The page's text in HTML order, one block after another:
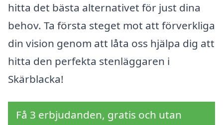
hitta det bästa alternativet för just dina
behov. Ta första steget mot att förverkliga
din vision genom att låta oss hjälpa dig att
hitta den perfekta stenläggaren i
Skärblacka!
Få 3 erbjudanden, gratis och utan